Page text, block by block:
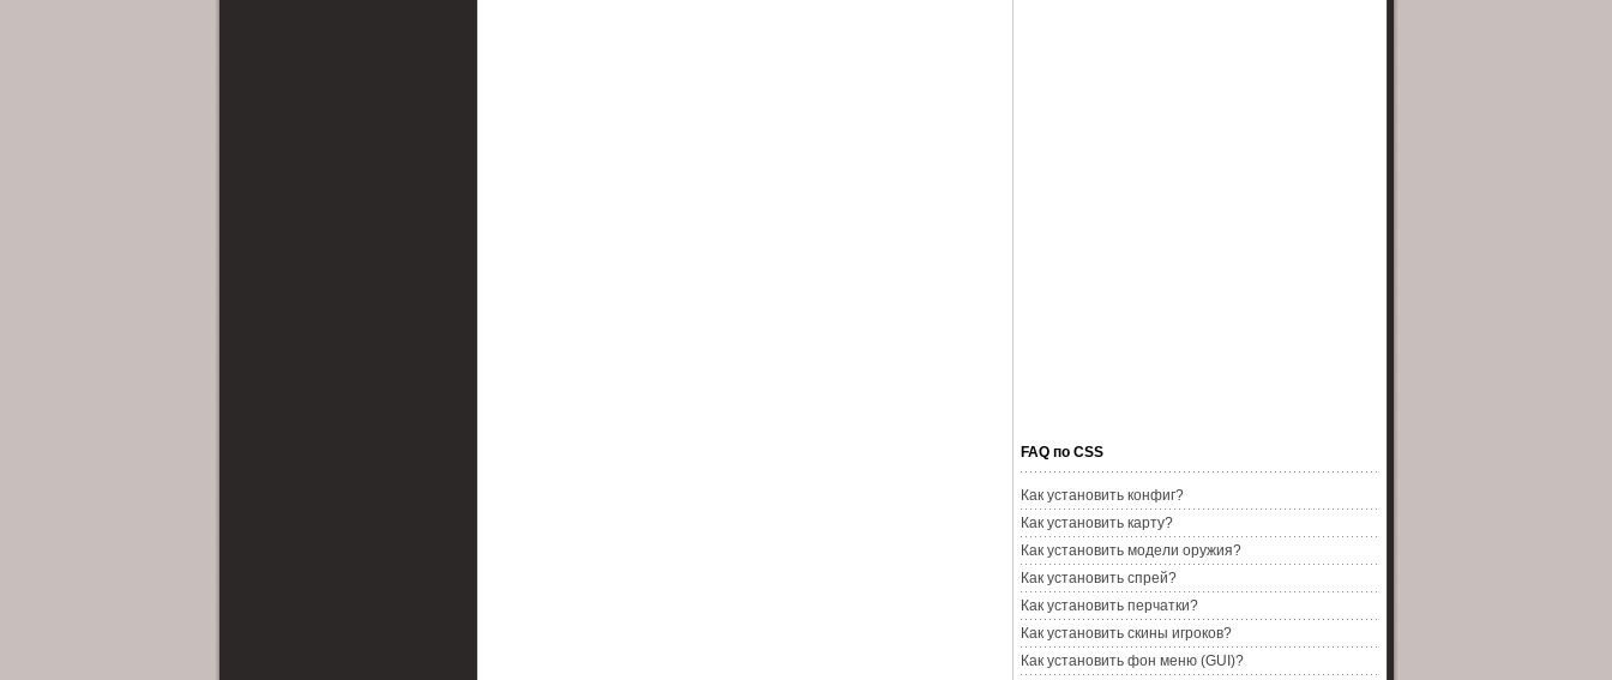
FAQ по CSS
Как установить конфиг?
Как установить карту?
Как установить модели оружия?
Как установить спрей?
Как установить перчатки?
Как установить скины игроков?
Как установить фон меню (GUI)?